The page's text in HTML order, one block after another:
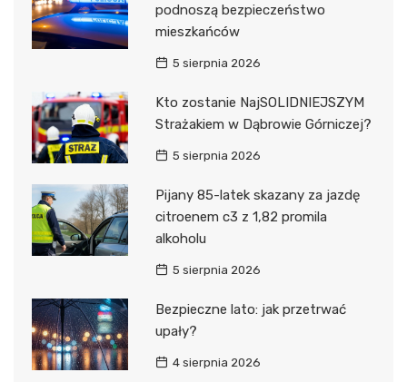
podnoszą bezpieczeństwo
mieszkańców
5 sierpnia 2026
Kto zostanie NajSOLIDNIEJSZYM
Strażakiem w Dąbrowie Górniczej?
5 sierpnia 2026
Pijany 85-latek skazany za jazdę
citroenem c3 z 1,82 promila
alkoholu
5 sierpnia 2026
Bezpieczne lato: jak przetrwać
upały?
4 sierpnia 2026